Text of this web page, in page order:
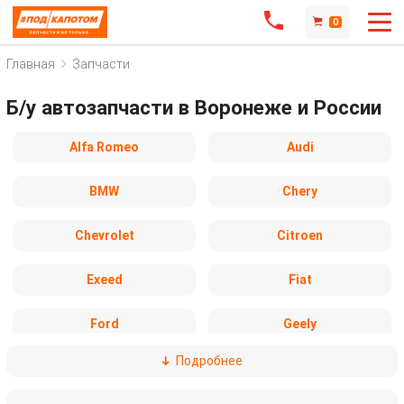
0
Главная Запчасти
Б/у автозапчасти в Воронеже и России
Alfa Romeo Audi
BMW Chery
Chevrolet Citroen
Exeed Fiat
Ford Geely
Подробнее